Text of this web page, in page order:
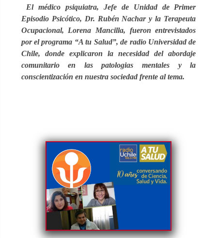
El médico psiquiatra, Jefe de Unidad de Primer
Episodio Psicótico, Dr. Rubén Nachar y la Terapeuta
Ocupacional, Lorena Mancilla, fueron entrevistados
por el programa “A tu Salud”, de radio Universidad de
Chile, donde explicaron la necesidad del abordaje
comunitario en las patologias mentales y la
conscientización en nuestra sociedad frente al tema.